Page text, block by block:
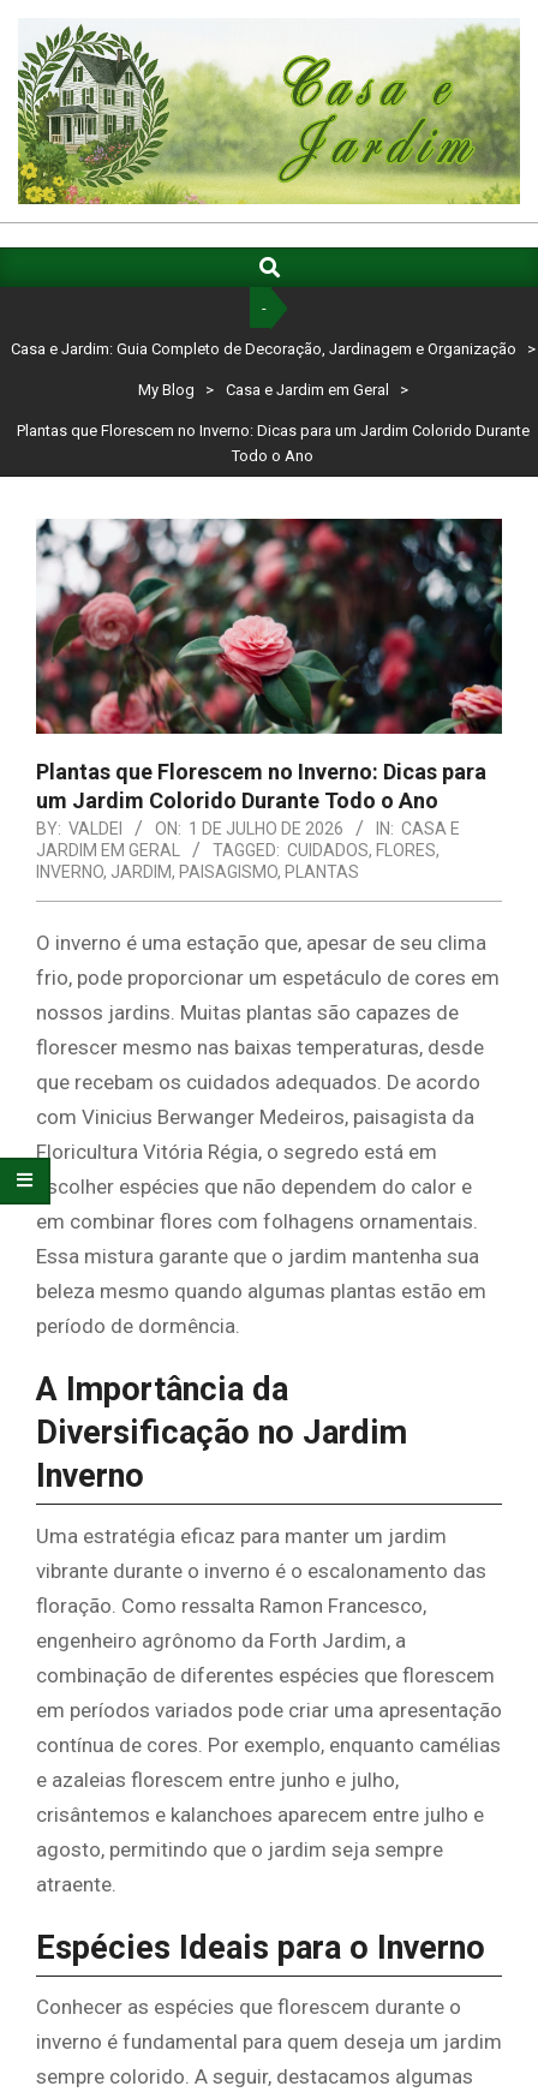
content
CASA
E
GUIA
COMPLETO
DE
DECORAÇÃO,
JARDINAGEM
E
ORGANIZAÇÃO
Navigation
Search
-
Casa e Jardim: Guia Completo de Decoração, Jardinagem e Organização >
My Blog > Casa e Jardim em Geral >
Plantas que Florescem no Inverno: Dicas para um Jardim Colorido Durante
Todo o Ano
Plantas que Florescem no Inverno: Dicas para
um Jardim Colorido Durante Todo o Ano
BY: VALDEI ON: 1 DE JULHO DE 2026 IN: CASA E
JARDIM EM GERAL
TAGGED: CUIDADOS, FLORES,
INVERNO, JARDIM, PAISAGISMO, PLANTAS
O inverno é uma estação que, apesar de seu clima
frio, pode proporcionar um espetáculo de cores em
nossos jardins. Muitas plantas são capazes de
florescer mesmo nas baixas temperaturas, desde
que recebam os cuidados adequados. De acordo
com Vinicius Berwanger Medeiros, paisagista da
Floricultura Vitória Régia, o segredo está em
escolher espécies que não dependem do calor e
em combinar flores com folhagens ornamentais.
Essa mistura garante que o jardim mantenha sua
beleza mesmo quando algumas plantas estão em
período de dormência.
A Importância da
Diversificação no Jardim
Inverno
Uma estratégia eficaz para manter um jardim
vibrante durante o inverno é o escalonamento das
floração. Como ressalta Ramon Francesco,
engenheiro agrônomo da Forth Jardim, a
combinação de diferentes espécies que florescem
em períodos variados pode criar uma apresentação
contínua de cores. Por exemplo, enquanto camélias
e azaleias florescem entre junho e julho,
crisântemos e kalanchoes aparecem entre julho e
agosto, permitindo que o jardim seja sempre
atraente.
Espécies Ideais para o Inverno
Conhecer as espécies que florescem durante o
inverno é fundamental para quem deseja um jardim
sempre colorido. A seguir, destacamos algumas